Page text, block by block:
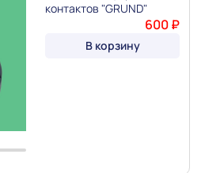
контактов "GRUND"
600 ₽
В корзину